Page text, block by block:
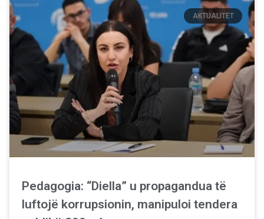
AKTUALITET
Pedagogia: “Diella” u propagandua të
luftojë korrupsionin, manipuloi tendera